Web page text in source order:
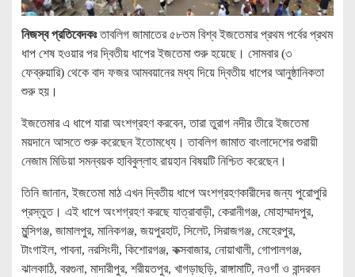
নিজস্ব প্রতিবেদকঃতাবলিগ জামাতের ৫৮তম বিশ্ব ইজতেমার প্রথম পর্বের প্রথম
ধাপ শেষ হওয়ার পর দ্বিতীয় ধাপের ইজতেমা শুরু হয়েছে। সোমবার (৩
ফেব্রুয়ারি) থেকে বাদ ফজর আমবয়ানের মধ্য দিয়ে দ্বিতীয় ধাপের আনুষ্ঠানিকতা
শুরু হয়।
ইজতেমার এ ধাপে যারা অংশগ্রহণ করবেন, তারা তুরাগ নদীর তীরে ইজতেমা
ময়দানে আসতে শুরু করেছেন ইতোমধ্যে। তাবলিগ জামাত বাংলাদেশের শুরায়ী
নেজাম মিডিয়া সমন্বয়ক হাবিবুল্লাহ রায়হান বিষয়টি নিশ্চিত করেছেন।
তিনি জানান, ইজতেমা মাঠ এখন দ্বিতীয় ধাপে অংশগ্রহণকারীদের জন্য পুরোপুরি
প্রস্তুত। এই ধাপে অংশগ্রহণ করছে যাত্রাবাড়ী, কেরানীগঞ্জ, মোহাম্মাদপুর,
মুন্সিগঞ্জ, জামালপুর, মানিকগঞ্জ, জয়পুরহাট, সিলেট, সিরাজগঞ্জ, মেহেরপুর,
টাংগাইল, পাবনা, নরসিংদী, কিশোরগঞ্জ, কক্সবাজার, নোয়াখালী, গোপালগঞ্জ,
ঝালকাঠি, বরগুনা, মাদারীপুর, শরীয়তপুর, খাগড়াছড়ি, রাঙ্গামাটি, নওগাঁ ও বান্দরবন